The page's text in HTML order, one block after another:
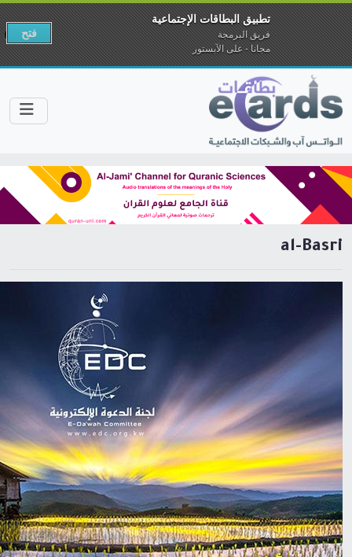
al-Basri
تطبيق البطاقات الإجتماعية
فريق البرمجة
مجانا - على الآبستور
فتح